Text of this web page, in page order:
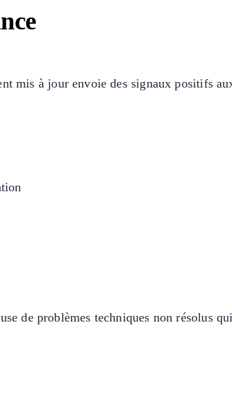
mis à jour envoie des signaux positifs
de problèmes techniques non résolus